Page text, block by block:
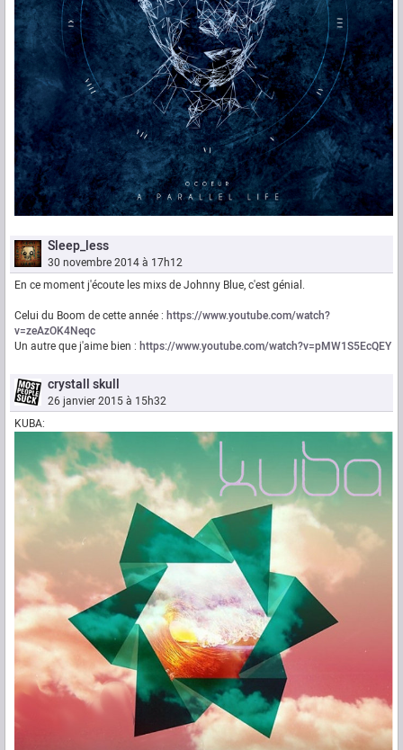
Sleep_less
30 novembre 2014 à 17h12
En ce moment j'écoute les mixs de Johnny Blue, c'est génial.
Celui du Boom de cette année : https://www.youtube.com/watch?
v=zeAzOK4Neqc
Un autre que j'aime bien : https://www.youtube.com/watch?v=pMW1S5EcQEY
crystall skull
26 janvier 2015 à 15h32
KUBA: